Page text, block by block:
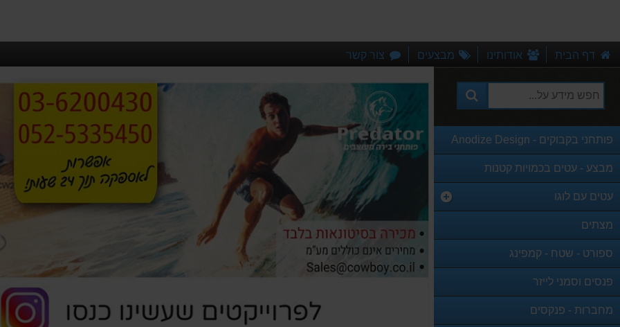
דף הבית אודותינו מבצעים צור קשר
פותחני בקבוקים - Anodize Design
מבצע - עטים בכמויות קטנות
עטים עם לוגו
מצתים
ספורט - שטח - קמפינג
פנסים וסמני לייזר
מחברות - פנקסים